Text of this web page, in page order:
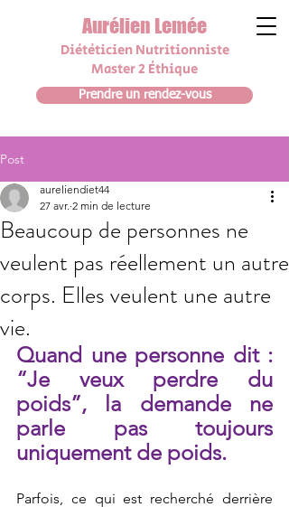
Aurélien Lemée
Diététicien Nutritionniste
Master 2 Éthique
Prendre un rendez-vous
Post
Beaucoup de personnes ne
veulent pas réellement un autre
corps. Elles veulent une autre
vie.
aureliendiet44
27 avr. 2 min de lecture
Quand une personne dit :
“Je veux perdre du
poids”, la demande ne
parle pas toujours
uniquement de poids.
Parfois, ce qui est recherché derrière